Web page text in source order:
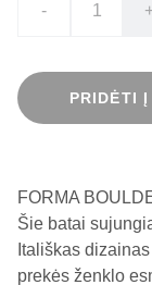
-
PRIDĖTI
FORMA
Šie batai
Itališkas
prekės ženklo